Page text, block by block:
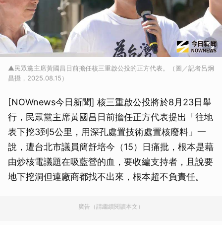
▲民眾黨主席黃國昌日前擔任核三重啟公投的正方代表。（圖／記者呂炯
昌攝，2025.08.15）
[NOWnews今日新聞] 核三重啟公投將於8月23日舉
行，民眾黨主席黃國昌日前擔任正方代表提出「往地
表下挖3到5公里，用深孔處置技術處置核廢料」一
說，遭台北市議員簡舒培今（15）日痛批，根本是藉
由炒核電議題在吸藍營的血，要收編支持者，且說要
地下挖洞但連廠商都找不出來，根本超不負責任。
廣告（請繼續閱讀本文）